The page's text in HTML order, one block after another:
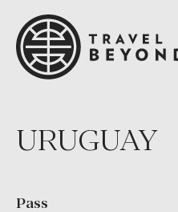
Mexiko
Nicaragua
Panama
Uruguay
KARIBIEN
URUGUAY
Pass